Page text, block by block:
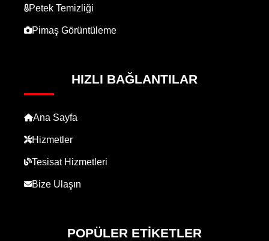
Petek Temizliği
Pimaş Görüntüleme
HIZLI BAĞLANTILAR
Ana Sayfa
Hizmetler
Tesisat Hizmetleri
Bize Ulaşın
POPÜLER ETIKETLER